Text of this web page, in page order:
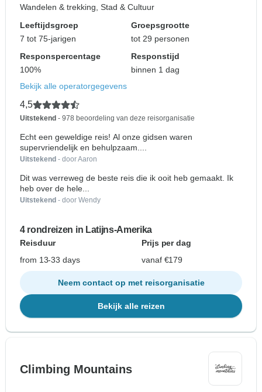
Wandelen & trekking, Stad & Cultuur
Leeftijdsgroep
7 tot 75-jarigen
Groepsgrootte
tot 29 personen
Responspercentage
100%
Responstijd
binnen 1 dag
Bekijk alle operatorgegevens
4,5
Uitstekend - 978 beoordeling van deze reisorganisatie
Echt een geweldige reis! Al onze gidsen waren
supervriendelijk en behulpzaam....
Uitstekend - door Aaron
Dit was verreweg de beste reis die ik ooit heb gemaakt. Ik
heb over de hele...
Uitstekend - door Wendy
4 rondreizen in Latijns-Amerika
Reisduur
Prijs per dag
from 13-33 days
vanaf €179
Neem contact op met reisorganisatie
Bekijk alle reizen
Climbing Mountains